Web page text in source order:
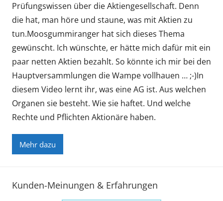
Prüfungswissen über die Aktiengesellschaft. Denn
die hat, man höre und staune, was mit Aktien zu
tun.Moosgummiranger hat sich dieses Thema
gewünscht. Ich wünschte, er hätte mich dafür mit ein
paar netten Aktien bezahlt. So könnte ich mir bei den
Hauptversammlungen die Wampe vollhauen … ;-)In
diesem Video lernt ihr, was eine AG ist. Aus welchen
Organen sie besteht. Wie sie haftet. Und welche
Rechte und Pflichten Aktionäre haben.
Mehr dazu
Kunden-Meinungen & Erfahrungen